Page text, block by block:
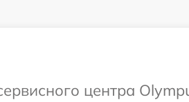
центра